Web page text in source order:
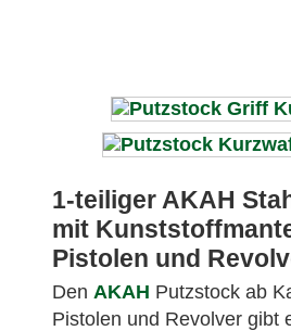
1-teiliger AKAH
mit
Pistolen und
Den AKAH Putzstock ab
Pistolen und Revolver gibt